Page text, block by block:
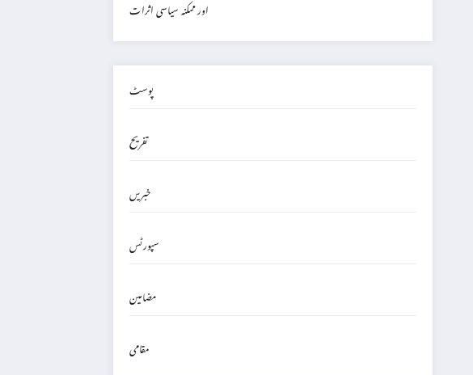
اور ممکنہ سیاسی اثرات
پوسٹ
تفریح
خبریں
سپورٹس
مضامین
مقامی